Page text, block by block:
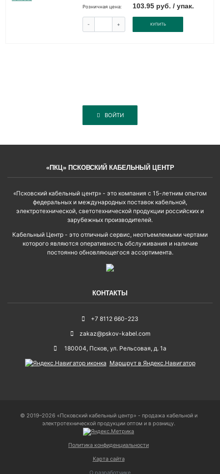
Розничная цена: 103.95 руб. / упак.
- + КУПИТЬ
ВОЙТИ
«ПКЦ» ПСКОВСКИЙ КАБЕЛЬНЫЙ ЦЕНТР
«Псковский кабельный центр» - это компания с 15-летним опытом
федеральных и международных поставок кабельной,
электротехнической, светотехнической продукции российских и
зарубежных производителей.
Кабельный Центр - это отличный сервис, неотъемлемыми чертами
которого являются оперативность обслуживания и наличие
постоянно обновляющегося ассортимента.
КОНТАКТЫ
+7 8112 660-223
zakaz@pskov-kabel.com
180004, Псков, ул. Рельсовая, д. 1а
Маршрут в Яндекс.Навигатор
© 2019–2026 «Псковский кабельный центр» - продажа кабельной и
электротехнической продукции оптом и в розницу.
Политика конфиденциальности
Карта сайта